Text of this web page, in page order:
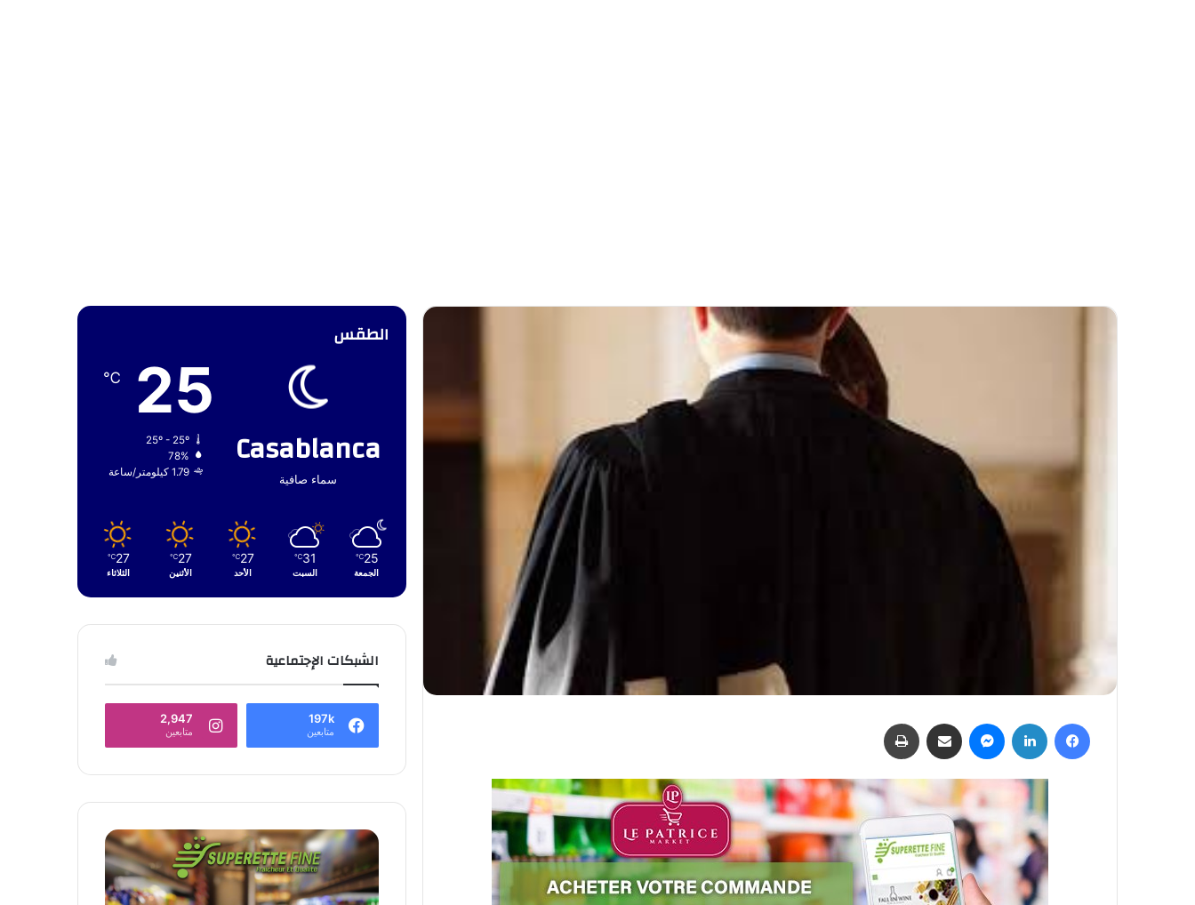
فيسبوك لينكدإن ماسنجر مشاركة عبر البريد
الطقس
Casablanca
سماء صافية
25
℃
25º - 25º
78%
1.79 كيلومتر/ساعة
25
℃
الجمعة
31
℃
السبت
27
℃
الأحد
27
℃
الأثنين
27
℃
الثلاثاء
الشبكات الإجتماعية
197k
متابعين
2,947
متابعين